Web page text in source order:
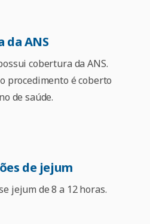
da ANS
cobertura da ANS.
procedimento é coberto
de saúde.
de jejum
jejum de 8 a 12 horas.